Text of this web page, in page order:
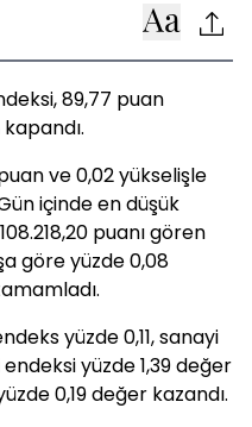
89,77 puan
ve 0,02 yükselişle
içinde en düşük
puanı gören
göre yüzde 0,08
yüzde 0,11, sanayi
yüzde 1,39 değer
0,19 değer kazandı.